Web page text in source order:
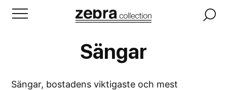
Sängar
Sängar, bostadens viktigaste och mest